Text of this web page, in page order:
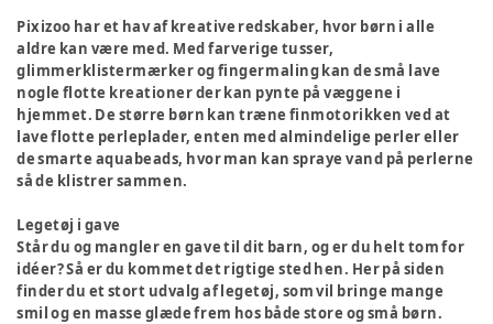
Pixizoo har et hav af kreative redskaber, hvor børn i alle
aldre kan være med. Med farverige tusser,
glimmerklistermærker og fingermaling kan de små lave
nogle flotte kreationer der kan pynte på væggene i
hjemmet. De større børn kan træne finmotorikken ved at
lave flotte perleplader, enten med almindelige perler eller
de smarte aquabeads, hvor man kan spraye vand på perlerne
så de klistrer sammen.
Legetøj i gave
Står du og mangler en gave til dit barn, og er du helt tom for
idéer? Så er du kommet det rigtige sted hen. Her på siden
finder du et stort udvalg af legetøj, som vil bringe mange
smil og en masse glæde frem hos både store og små børn.